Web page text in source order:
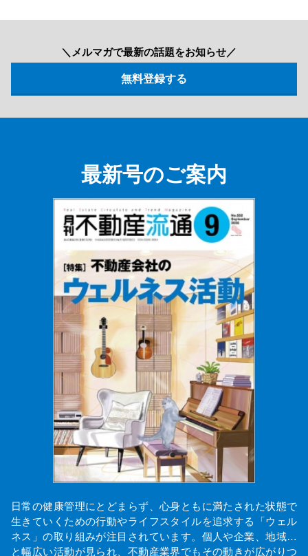
＼メルマガで最新の話題をお知らせ／
最新号のご案内
日常の健康管理にとどまらず、心身ともに満たされた状態で
生きていくための行動やライフスタイルを追求する「ウェル
ネス」の取り組みが注目されています。個人や企業、地域…
と幅広い活動が見られ、不動産業界でもその動きが広がりつ